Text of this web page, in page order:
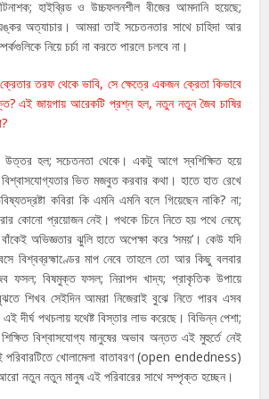
হাইব্রিড ও উচ্চফলনশীল বীজের আমদানি হয়েছে;
অত্যাচার। আমরা তাই সচেতনতার সাথে চাহিদা আর
নিয়ে চর্চা না করতে পারলে চলবে না।
তরফ থেকে ভাবি, সে ক্ষেত্রে একজন ক্রেতা কিভাবে
এই জায়গায় আরেকটি প্রশ্ন হল, নতুন নতুন জৈব চাষির
হল; সচেতনতা থেকে। একটু আগে স্বশিক্ষিত হয়ে
ভিত মজবুত করবার কথা। হাতে হাত রেখে
কবিরা কি এমনি এমনি বলে গিয়েছেন নাকি? না;
কোনো প্রয়োজন নেই। পথকে চিনে নিতে হয় পথে নেমে;
অভিজ্ঞতার ঝুলি হাতে অপেক্ষা করে ‘সময়’। কেউ যদি
বিশ্বব্রহ্মাণ্ডের মাপ নেবে তাহলে তো আর কিছু বলবার
ফসল; বিষমুক্ত ফসল; নিরাপদ খাদ্য; প্রাকৃতিক উপায়ে
শিখব সেইদিন আমরা নিজেরাই বুঝে নিতে পারব এসব
পথচলায় যথেষ্ট বিস্তার লাভ করেছে। বিভিন্ন পেশা;
বিশ্বাসযোগ্য মানুষের অভাব অন্তত এই মুহুর্তে নেই
খোলামেলা বাতাবরণ (open endedness)
নতুন নতুন মানুষ এই পরিবারের সাথে সম্পৃক্ত হচ্ছেন।